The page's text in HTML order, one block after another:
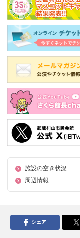
施設の空き状況
周辺情報
シェア